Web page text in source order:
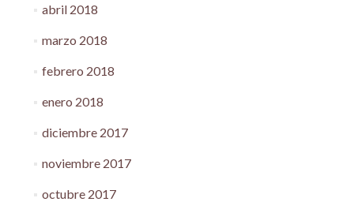
abril 2018
marzo 2018
febrero 2018
enero 2018
diciembre 2017
noviembre 2017
octubre 2017